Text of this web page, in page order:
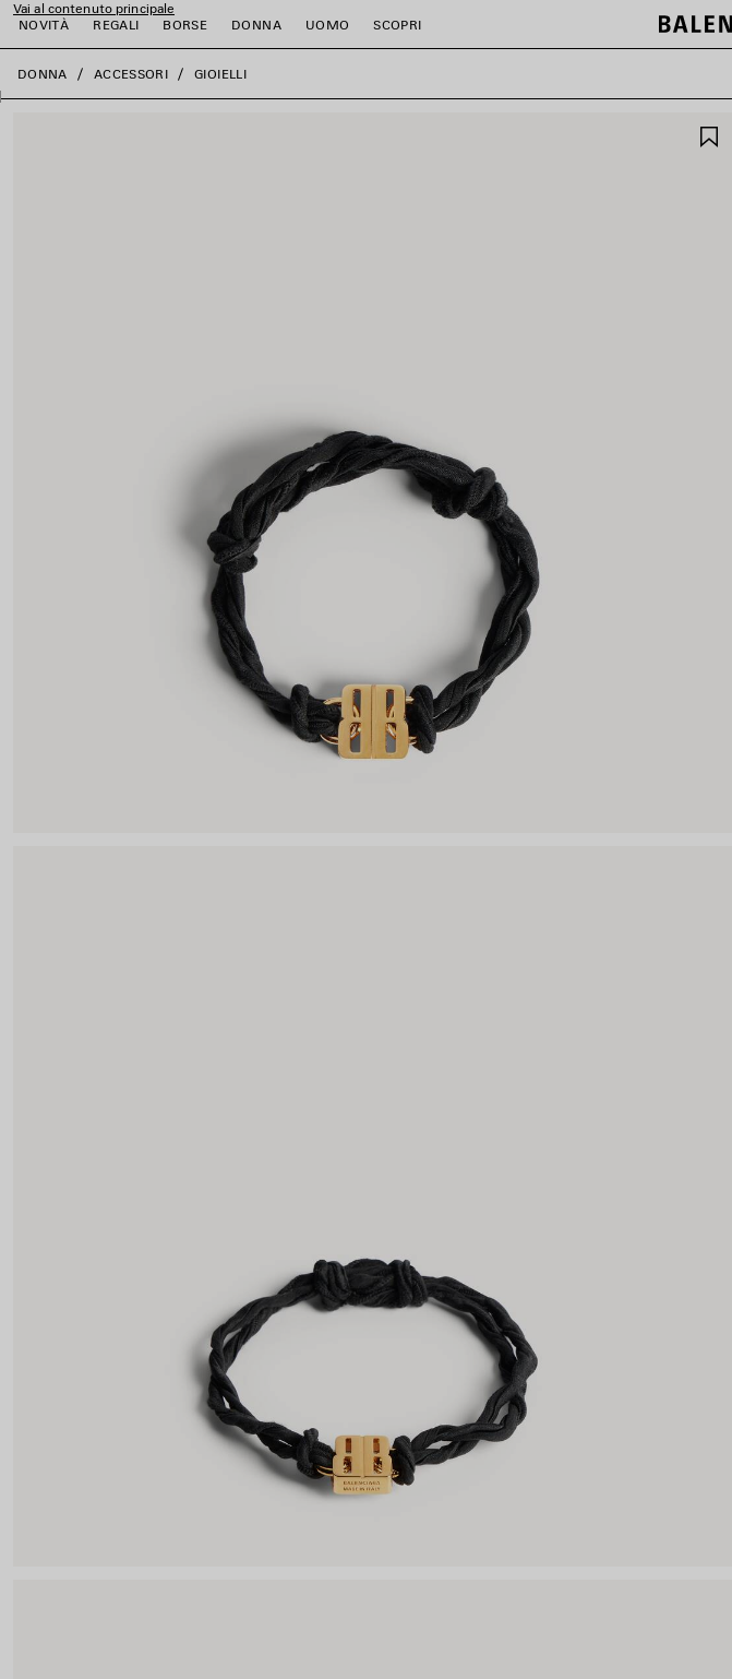
Vai al contenuto principale
NOVITÀ
REGALI BORSE DONNA UOMO SCOPRI
close the banner
DONNA ACCESSORI GIOIELLI